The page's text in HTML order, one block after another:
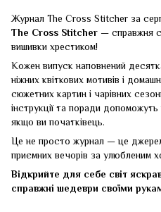
Журнал The Cross Stitcher за
The Cross Stitcher — справжня
вишивки хрестиком!
Кожен випуск наповнений
ніжних квіткових мотивів і
сюжетних картин і чарівних
інструкції та поради
якщо ви початківець.
Це не просто журнал — це
приємних вечорів за улюбленим
Відкрийте для себе світ
справжні шедеври своїми